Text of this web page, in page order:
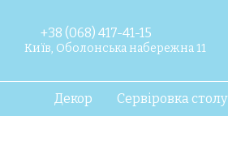
+38 (068) 417-41-15
Київ, Оболонська набережна 11
Декор Сервіровка столу